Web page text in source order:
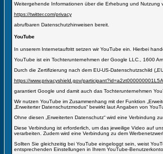
Weitergehende Informationen über die Erhebung und
https://twitter.com/privacy
abrufbaren Datenschutzhinweisen bereit.
YouTube
In unserem Internetauftritt setzen wir YouTube ein. Hierbei
YouTube ist ein Tochterunternehmen der Google LLC., 1600
Durch die Zertifizierung nach dem EU-US-Datenschutzschild
https://www.privacyshield.gov/
garantiert Google und damit auch das Tochterunternehmen
Wir nutzen YouTube im Zusammenhang mit der Funktion
„Erweiterter Datenschutzmodus“ bewirkt laut Angaben von
Ohne diesen „Erweiterten Datenschutz“ wird eine Verbindung
Diese Verbindung ist erforderlich, um das jeweilige Video auf
verarbeiten. Zudem wird eine Verbindung zu dem
Sollten Sie gleichzeitig bei YouTube eingeloggt sein, weist
entsprechenden Einstellungen in Ihrem YouTube-